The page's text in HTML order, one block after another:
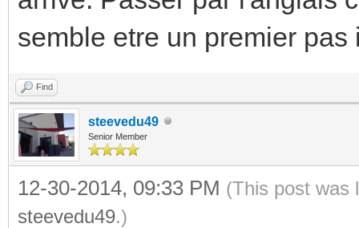
semble etre un premier pas
Find
steevedu49
Senior Member
12-30-2014, 09:33 PM (This post was
steevedu49.)